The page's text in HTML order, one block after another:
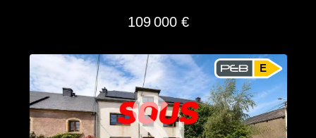
109 000 €
E